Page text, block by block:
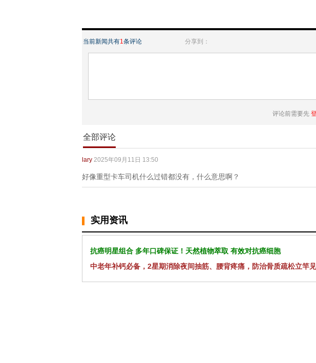
当前新闻共有1条评论 分享到：
评论前需要先
全部评论
lary 2025年09月11日 13:50
好像重型卡车司机什么过错都没有，什么意思啊？
实用资讯
抗癌明星组合 多年口碑保证！天然植物萃取 有效对抗癌细胞
中老年补钙必备，2星期消除夜间抽筋、腰背疼痛，防治骨质疏松立竿